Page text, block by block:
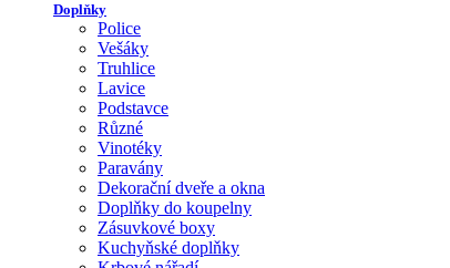
Doplňky
Police
Vešáky
Truhlice
Lavice
Podstavce
Různé
Vinotéky
Paravány
Dekorační dveře a okna
Doplňky do koupelny
Zásuvkové boxy
Kuchyňské doplňky